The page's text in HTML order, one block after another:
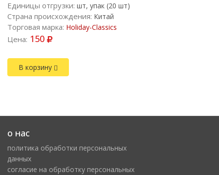
Единицы отгрузки: шт, упак (20 шт)
Страна происхождения: Китай
Торговая марка: Holiday-Classics
Цена: 150
В корзину
о нас
политика обработки персональных
данных
cогласие на обработку персональных